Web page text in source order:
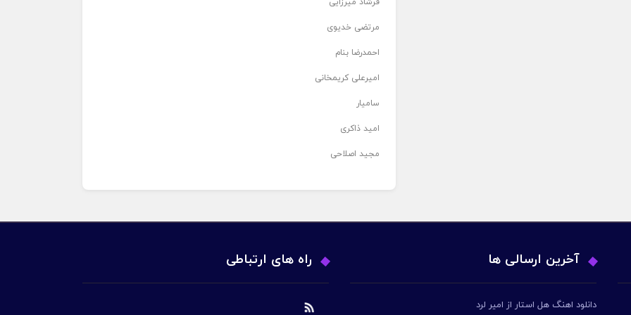
مرتضی خدیوی
احمدرضا بنام
امیرعلی کریمخانی
سامیار
امید ذاکری
مجید اصلاحی
آخرین ارسالی ها
دانلود اهنگ هل استار از امیر لرد
راه های ارتباطی